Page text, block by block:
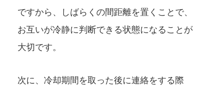
ですから、しばらくの間距離を置くことで、
お互いが冷静に判断できる状態になることが
大切です。
次に、冷却期間を取った後に連絡をする際